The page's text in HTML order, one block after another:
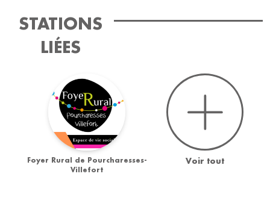
STATIONS
LIÉES
Foyer Rural de Pourcharesses-
Villefort
Voir tout